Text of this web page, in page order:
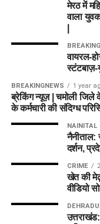
मेरठ में
वाला
वायरल-
स्टंटबाज़-
BREAKINGNEWS 1 year
ब्रेकिंग न्यूज़ | चमोली जिले के
के कर्मचारी की संदिग्ध
NAINITAL
नैनीताल:
दर्शन,
CRIME
खेत की
वीडियो